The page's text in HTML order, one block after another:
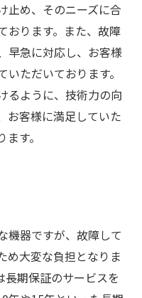
止め、そのニーズに合
おります。また、故障
早急に対応し、お客様
ただいております。
るように、技術力の向
お客様に満足していた
す。
機器ですが、故障して
め大変な負担となりま
長期保証のサービスを